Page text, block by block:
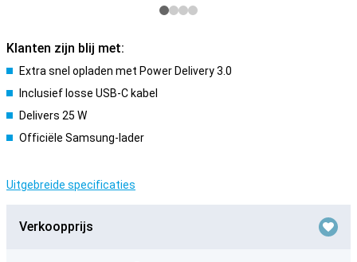
Klanten zijn blij met:
Extra snel opladen met Power Delivery 3.0
Inclusief losse USB-C kabel
Delivers 25 W
Officiële Samsung-lader
Uitgebreide specificaties
Verkoopprijs